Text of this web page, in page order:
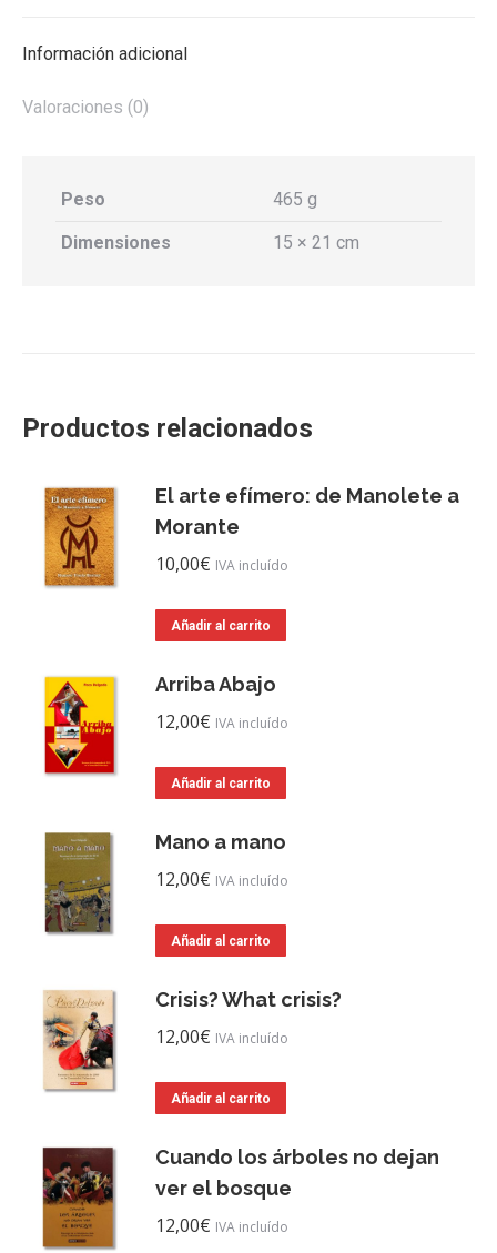
Información adicional
Valoraciones (0)
Peso 465 g
Dimensiones 15 × 21 cm
Productos relacionados
El arte efímero: de Manolete a
Morante
10,00€ IVA incluído
Añadir al carrito
Arriba Abajo
12,00€ IVA incluído
Añadir al carrito
Mano a mano
12,00€ IVA incluído
Añadir al carrito
Crisis? What crisis?
12,00€ IVA incluído
Añadir al carrito
Cuando los árboles no dejan
ver el bosque
12,00€ IVA incluído